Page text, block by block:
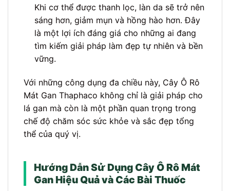
Khi cơ thể được thanh lọc, làn da sẽ trở nên
sáng hơn, giảm mụn và hồng hào hơn. Đây
là một lợi ích đáng giá cho những ai đang
tìm kiếm giải pháp làm đẹp tự nhiên và bền
vững.
Với những công dụng đa chiều này, Cây Ô Rô
Mát Gan Thaphaco không chỉ là giải pháp cho
lá gan mà còn là một phần quan trọng trong
chế độ chăm sóc sức khỏe và sắc đẹp tổng
thể của quý vị.
Hướng Dẫn Sử Dụng Cây Ô Rô Mát
Gan Hiệu Quả và Các Bài Thuốc